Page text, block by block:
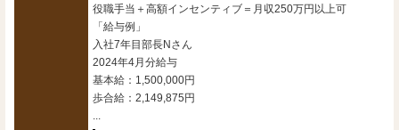
役職手当＋高額インセンティブ＝月収250万円以上可
「給与例」
入社7年目部長Nさん
2024年4月分給与
基本給：1,500,000円
歩合給：2,149,875円
...